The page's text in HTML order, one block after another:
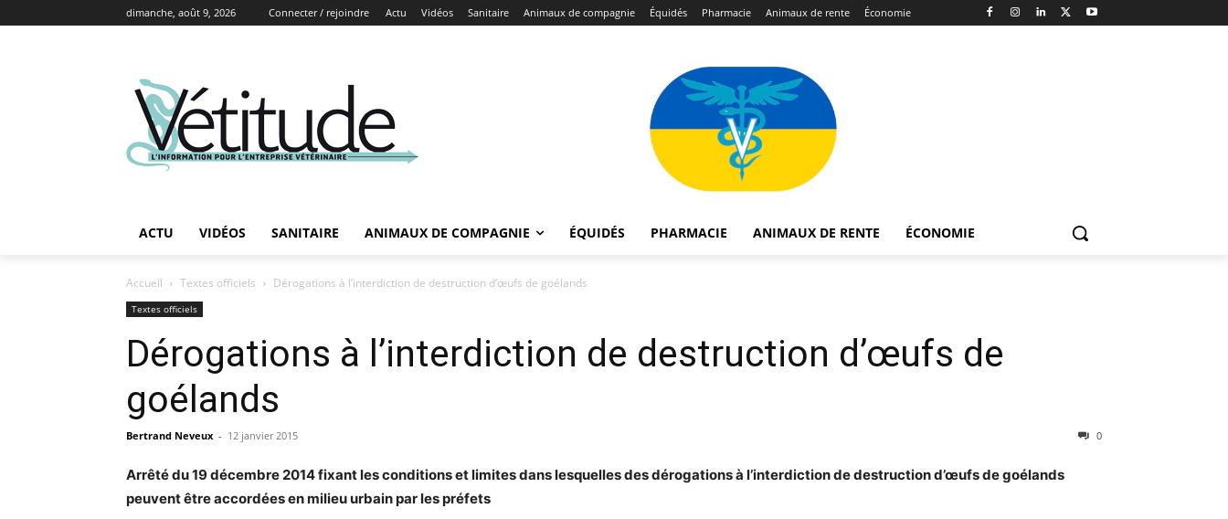
dimanche, août 9, 2026 Connecter / rejoindre Actu Vidéos Sanitaire Animaux de compagnie Équidés Pharmacie Animaux de rente Économie
ACTU VIDÉOS SANITAIRE ANIMAUX DE COMPAGNIE ÉQUIDÉS PHARMACIE ANIMAUX DE RENTE ÉCONOMIE
Accueil Textes officiels Dérogations à l’interdiction de destruction d’œufs de goélands
Textes officiels
Dérogations à l’interdiction de destruction d’œufs de
goélands
Bertrand Neveux - 12 janvier 2015 0
Arrêté du 19 décembre 2014 fixant les conditions et limites dans lesquelles des dérogations à l’interdiction de destruction d’œufs de goélands
peuvent être accordées en milieu urbain par les préfets